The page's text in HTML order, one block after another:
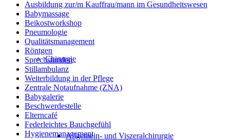
Chirurgie
Allgemein- und Viszeralchirurgie
Ausbildung zur/m Kauffrau/mann im Gesundheitswesen
Babymassage
Beikostworkshop
Pneumologie
Qualitätsmanagement
Röntgen
Sprechstunden
Stillambulanz
Weiterbildung in der Pflege
Zentrale Notaufnahme (ZNA)
Babygalerie
Beschwerdestelle
Elterncafé
Federleichtes Bauchgefühl
Hygienemanagement